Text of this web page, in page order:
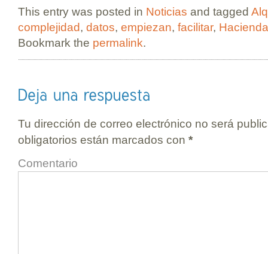
This entry was posted in Noticias and tagged
complejidad, datos, empiezan, facilitar, Hacienda
Bookmark the permalink.
Tu dirección de correo electrónico no será
obligatorios están marcados con *
Comentario